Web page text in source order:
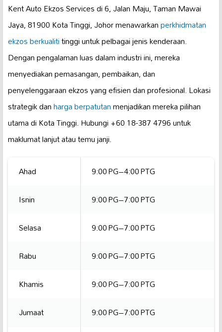
Kent Auto Ekzos Services di 6, Jalan Maju, Taman Mawai
Jaya, 81900 Kota Tinggi, Johor menawarkanperkhidmatan
ekzos berkualititinggi untuk pelbagai jenis kenderaan.
Dengan pengalaman luas dalam industri ini, mereka
menyediakan pemasangan, pembaikan, dan
penyelenggaraan ekzos yang efisien dan profesional. Lokasi
strategik danharga berpatutanmenjadikan mereka pilihan
utama di Kota Tinggi. Hubungi +60 18-387 4796 untuk
maklumat lanjut atau temu janji.
Ahad
9:00 PG–4:00 PTG
Isnin
9:00 PG–7:00 PTG
Selasa
9:00 PG–7:00 PTG
Rabu
9:00 PG–7:00 PTG
Khamis
9:00 PG–7:00 PTG
Jumaat
9:00 PG–7:00 PTG